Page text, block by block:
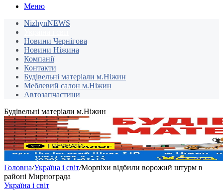
Меню
NizhynNEWS
Новини Чернігова
Новини Ніжина
Компанії
Контакти
Будівельні матеріали м.Ніжин
Меблевий салон м.Ніжин
Автозапчастини
Будівельні матеріали м.Ніжин
Головна/Україна і світ/Морпіхи відбили ворожий штурм в
районі Мирнограда
Україна і світ